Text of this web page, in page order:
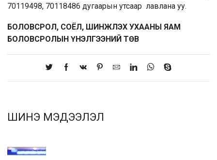
70119498, 70118486 дугаарын утсаар лавлана уу.
БОЛОВСРОЛ, СОЁЛ, ШИНЖЛЭХ УХААНЫ ЯАМ
БОЛОВСРОЛЫН ҮНЭЛГЭЭНИЙ ТӨВ
ШИНЭ МЭДЭЭЛЭЛ